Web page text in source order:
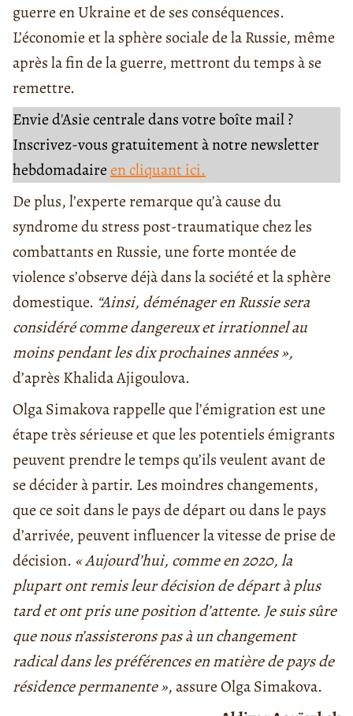
guerre en Ukraine et de ses conséquences.
L’économie et la sphère sociale de la Russie, même
après la fin de la guerre, mettront du temps à se
remettre.
Envie d'Asie centrale dans votre boîte mail ?
Inscrivez-vous gratuitement à notre newsletter
hebdomadaireen cliquant ici.
De plus, l’experte remarque qu’à cause du
syndrome du stress post-traumatique chez les
combattants en Russie, une forte montée de
violence s’observe déjà dans la société et la sphère
domestique. “Ainsi, déménager en Russie sera
considéré comme dangereux et irrationnel au
moins pendant les dix prochaines années »,
d’après Khalida Ajigoulova.
Olga Simakova rappelle que l’émigration est une
étape très sérieuse et que les potentiels émigrants
peuvent prendre le temps qu’ils veulent avant de
se décider à partir. Les moindres changements,
que ce soit dans le pays de départ ou dans le pays
d’arrivée, peuvent influencer la vitesse de prise de
décision. « Aujourd’hui, comme en 2020, la
plupart ont remis leur décision de départ à plus
tard et ont pris une position d’attente. Je suis sûre
que nous n’assisterons pas à un changement
radical dans les préférences en matière de pays de
résidence permanente », assure Olga Simakova.